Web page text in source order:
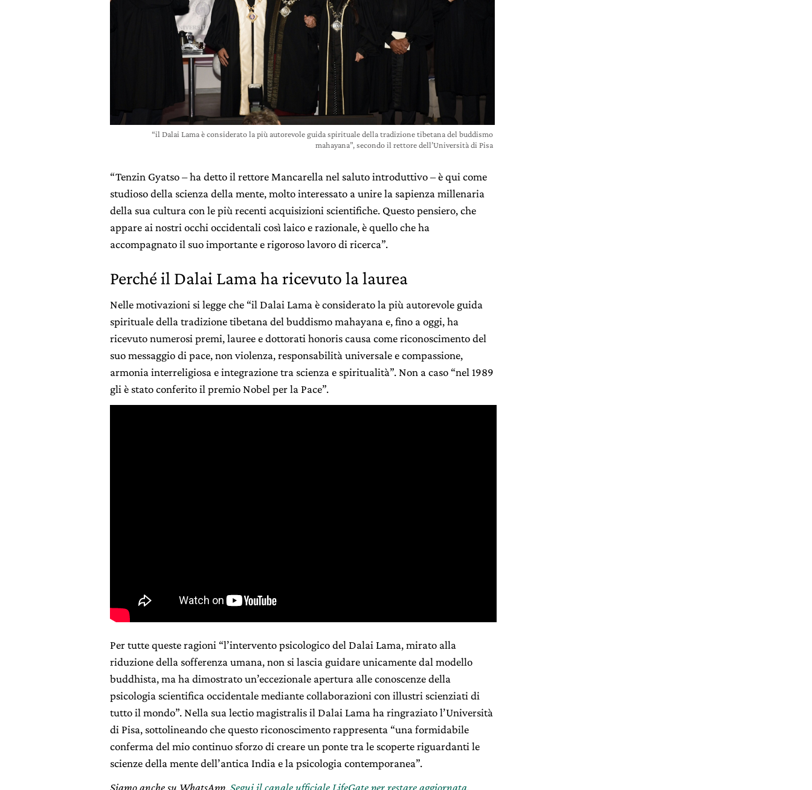
“il Dalai Lama è considerato la più autorevole guida spirituale della tradizione tibetana del buddismo
mahayana”, secondo il rettore dell’Università di Pisa
“Tenzin Gyatso – ha detto il rettore Mancarella nel saluto introduttivo – è qui come
studioso della scienza della mente, molto interessato a unire la sapienza millenaria
della sua cultura con le più recenti acquisizioni scientifiche. Questo pensiero, che
appare ai nostri occhi occidentali così laico e razionale, è quello che ha
accompagnato il suo importante e rigoroso lavoro di ricerca”.
Perché il Dalai Lama ha ricevuto la laurea
Nelle motivazioni si legge che “il Dalai Lama è considerato la più autorevole guida
spirituale della tradizione tibetana del buddismo mahayana e, fino a oggi, ha
ricevuto numerosi premi, lauree e dottorati honoris causa come riconoscimento del
suo messaggio di pace, non violenza, responsabilità universale e compassione,
armonia interreligiosa e integrazione tra scienza e spiritualità”. Non a caso “nel 1989
gli è stato conferito il premio Nobel per la Pace”.
Per tutte queste ragioni “l’intervento psicologico del Dalai Lama, mirato alla
riduzione della sofferenza umana, non si lascia guidare unicamente dal modello
buddhista, ma ha dimostrato un’eccezionale apertura alle conoscenze della
psicologia scientifica occidentale mediante collaborazioni con illustri scienziati di
tutto il mondo”. Nella sua lectio magistralis il Dalai Lama ha ringraziato l’Università
di Pisa, sottolineando che questo riconoscimento rappresenta “una formidabile
conferma del mio continuo sforzo di creare un ponte tra le scoperte riguardanti le
scienze della mente dell’antica India e la psicologia contemporanea”.